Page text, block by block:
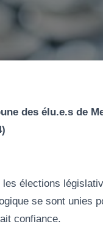
des élu.e.s de
les élections
se sont unies
confiance.